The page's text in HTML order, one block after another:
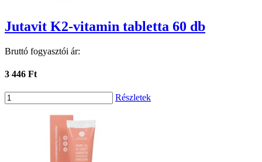
Jutavit K2-vitamin tabletta 60 db
Bruttó fogyasztói ár:
3 446 Ft
Részletek